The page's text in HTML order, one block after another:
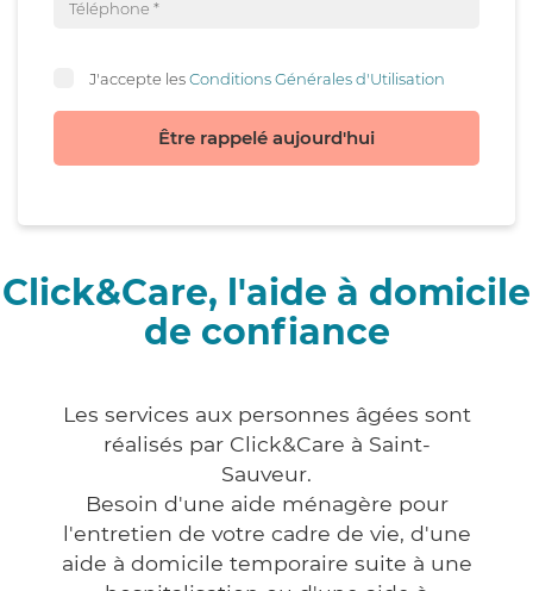
J'accepte lesConditions Générales d'Utilisation
Être rappelé aujourd'hui
Click&Care, l'aide à domicile
de confiance
Les services aux personnes âgées sont
réalisés par Click&Care à Saint-
Sauveur.
Besoin d'une aide ménagère pour
l'entretien de votre cadre de vie, d'une
aide à domicile temporaire suite à une